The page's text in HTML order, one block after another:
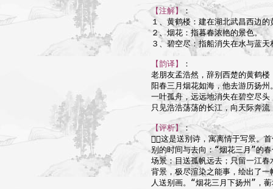
【注解】：
１、黄鹤楼：建在湖北武昌西边
２、烟花：指暮春浓艳的景色。
３、碧空尽：指船消失在水与蓝天
【韵译】
：
老朋友孟浩然，辞别西楚的黄鹤楼
阳春三月烟花如海，他去游历扬州
一叶孤舟，远远地消失在碧空尽头
只见浩浩荡荡的长江，向天际奔流
【评析】 ：
这是送别诗，寓离情于写景。
别的时间与去向：“烟花三月”的
场景：目送孤帆远去；只留一江
背景，极尽渲染之能事，绘出了
人送别画。“烟花三月下扬州”，